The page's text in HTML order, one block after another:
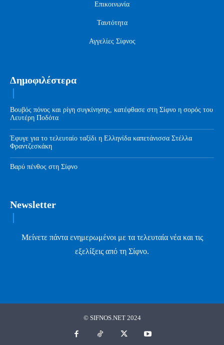
Επικοινωνία
Ταυτότητα
Αγγελίες Σίφνος
Δημοφιλέστερα
Βουβός πόνος και ρίγη συγκίνησης, κατέφθασε στη Σίφνο η σορός του
Λευτέρη Ποδότα
Έφυγε για το τελευταίο ταξίδι η Ελληνίδα καπετάνισσα Στέλλα
Φραντζεσκάκη
Βαρύ πένθος στη Σίφνο
Newsletter
Μείνετε πάντα ενημερωμένοι με τα τελευταία νέα και τις
εξελίξεις από τη Σίφνο.
© SIFNOS.NET 2024